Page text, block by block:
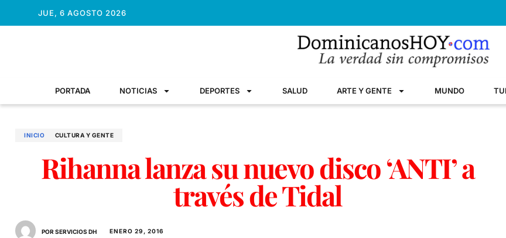
JUE, 6 AGOSTO 2026
PORTADA NOTICIAS DEPORTES SALUD ARTE Y GENTE MUNDO
INICIO CULTURA Y GENTE
Rihanna lanza su nuevo disco ‘ANTI’ a
través de Tidal
POR SERVICIOS DH ENERO 29, 2016